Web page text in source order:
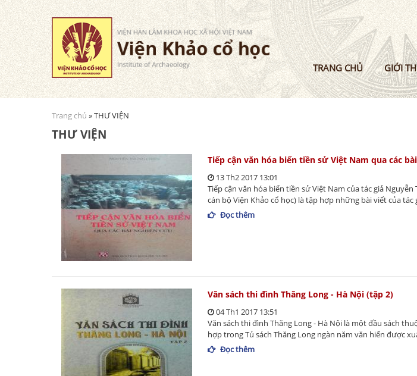
Nhảy
đến
nội
dung
TRANG CHỦ GIỚI
Bạn đang ở đây
Trang chủ » THƯ VIỆN
THƯ VIỆN
Tiếp cận văn hóa biển tiền sử Việt Nam qua các
13 Th2 2017 13:01
Tiếp cận văn hóa biển tiền sử Việt Nam của tác giả Nguyễn
cán bộ Viện Khảo cổ học) là tập hợp những bài viết của tác
Đọc thêm
Văn sách thi đình Thăng Long - Hà Nội (tập 2)
04 Th1 2017 13:51
Văn sách thi đình Thăng Long - Hà Nội là một đầu sách
hợp trong Tủ sách Thăng Long ngàn năm văn hiến được
Đọc thêm